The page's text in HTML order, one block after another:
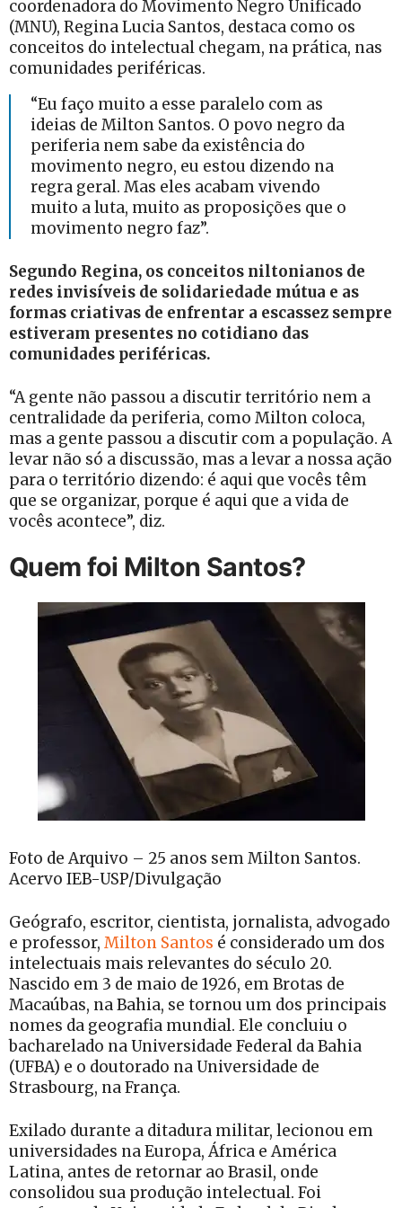
coordenadora do Movimento Negro Unificado
(MNU), Regina Lucia Santos, destaca como os
conceitos do intelectual chegam, na prática, nas
comunidades periféricas.
“Eu faço muito a esse paralelo com as
ideias de Milton Santos. O povo negro da
periferia nem sabe da existência do
movimento negro, eu estou dizendo na
regra geral. Mas eles acabam vivendo
muito a luta, muito as proposições que o
movimento negro faz”.
Segundo Regina, os conceitos niltonianos de
redes invisíveis de solidariedade mútua e as
formas criativas de enfrentar a escassez sempre
estiveram presentes no cotidiano das
comunidades periféricas.
“A gente não passou a discutir território nem a
centralidade da periferia, como Milton coloca,
mas a gente passou a discutir com a população. A
levar não só a discussão, mas a levar a nossa ação
para o território dizendo: é aqui que vocês têm
que se organizar, porque é aqui que a vida de
vocês acontece”, diz.
Quem foi Milton Santos?
Foto de Arquivo – 25 anos sem Milton Santos.
Acervo IEB-USP/Divulgação
Geógrafo, escritor, cientista, jornalista, advogado
e professor, Milton Santos é considerado um dos
intelectuais mais relevantes do século 20.
Nascido em 3 de maio de 1926, em Brotas de
Macaúbas, na Bahia, se tornou um dos principais
nomes da geografia mundial. Ele concluiu o
bacharelado na Universidade Federal da Bahia
(UFBA) e o doutorado na Universidade de
Strasbourg, na França.
Exilado durante a ditadura militar, lecionou em
universidades na Europa, África e América
Latina, antes de retornar ao Brasil, onde
consolidou sua produção intelectual. Foi